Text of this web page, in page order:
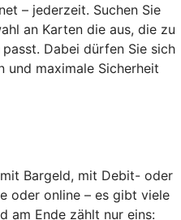
– jederzeit. Suchen Sie
an Karten die aus, die zu
Dabei dürfen Sie sich
und maximale Sicherheit
Bargeld, mit Debit- oder
oder online – es gibt viele
am Ende zählt nur eins: